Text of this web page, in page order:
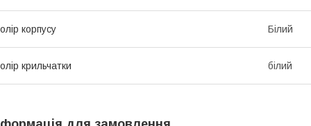
корпусу Білий
крильчатки білий